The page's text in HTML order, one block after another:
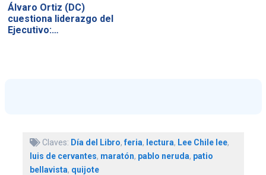
Álvaro Ortiz (DC)
cuestiona liderazgo del
Ejecutivo:…
Claves: Día del Libro,feria, lectura, Lee Chile lee,
luis de cervantes, maratón, pablo neruda, patio
bellavista, quijote